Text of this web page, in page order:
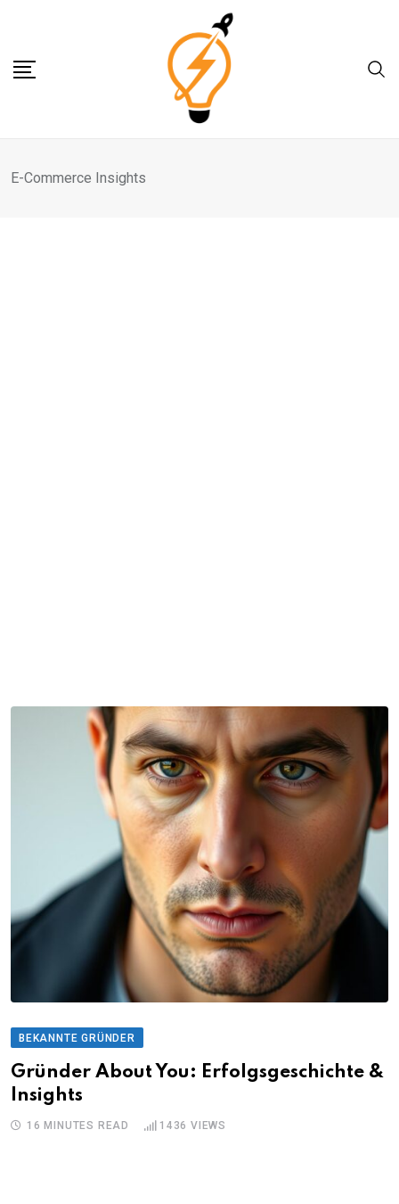
content
E-Commerce Insights
BEKANNTE GRÜNDER
Gründer About You: Erfolgsgeschichte &
Insights
16 MINUTES READ 1436 VIEWS